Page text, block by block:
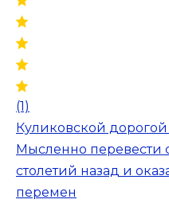
(1)
Куликовской
Мысленно перевести
столетий назад и
перемен